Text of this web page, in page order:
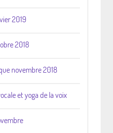
2019
2018
novembre 2018
et yoga de la voix